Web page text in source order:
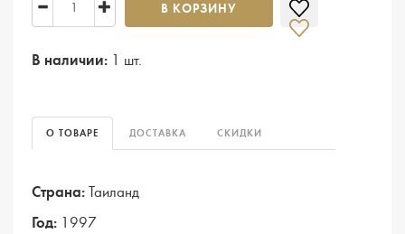
В КОРЗИНУ
В наличии: 1 шт.
О ТОВАРЕ ДОСТАВКА СКИДКИ
Страна: Таиланд
Год: 1997